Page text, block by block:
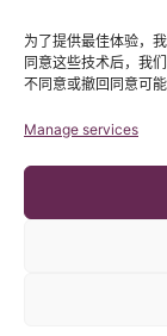
为了提供最佳体验，
同意这些技术后，我
不同意或撤回同意可
Manage services